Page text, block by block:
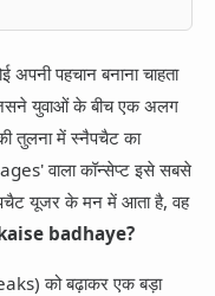
पहचान बनाना चाहता
युवाओं के बीच एक अलग
तुलना में स्नैपचैट का
वाला कॉन्सेप्ट इसे सबसे
यूजर के मन में आता है, वह
badhaye?
को बढ़ाकर एक बड़ा